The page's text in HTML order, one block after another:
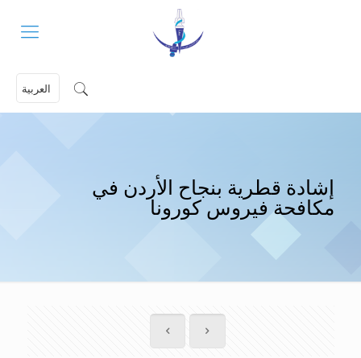
العربية
إشادة قطرية بنجاح الأردن في
مكافحة فيروس كورونا